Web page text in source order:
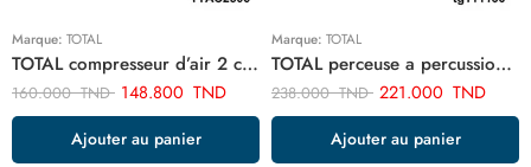
Marque: TOTAL
TOTAL compresseur d’air 2 cylindre TTAC2506
160.000TND 148.800 TND
Ajouter au panier
Marque: TOTAL
TOTAL perceuse a percussion 13mm-1010w TG111136
238.000TND 221.000 TND
Ajouter au panier